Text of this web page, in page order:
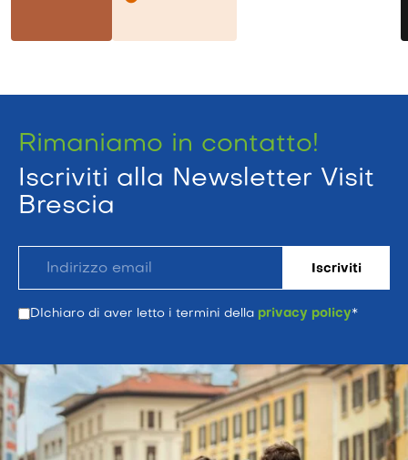
Rimaniamo in contatto!
Iscriviti alla Newsletter Visit
Brescia
DIchiaro di aver letto i termini della privacy policy*